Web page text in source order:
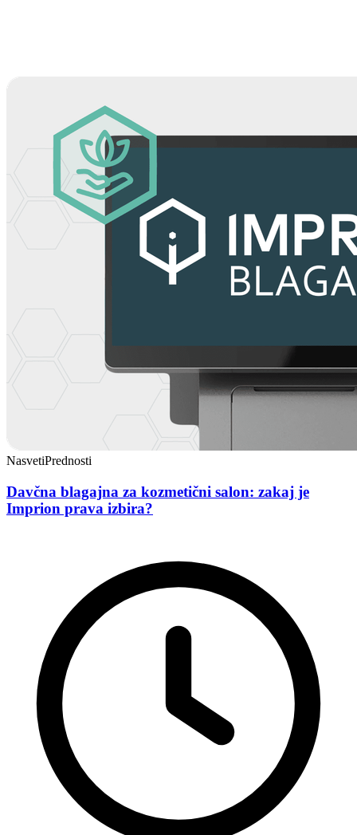
NasvetiPrednosti
Davčna blagajna za kozmetični salon: zakaj je
Imprion prava izbira?